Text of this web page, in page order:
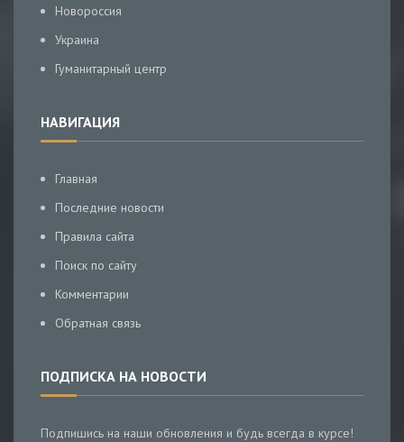
Новороссия
Украина
Гуманитарный центр
НАВИГАЦИЯ
Главная
Последние новости
Правила сайта
Поиск по сайту
Комментарии
Обратная связь
ПОДПИСКА НА НОВОСТИ
Подпишись на наши обновления и будь всегда в курсе!